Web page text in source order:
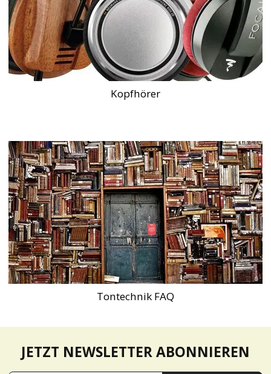
Kopfhörer
Tontechnik FAQ
JETZT NEWSLETTER ABONNIEREN